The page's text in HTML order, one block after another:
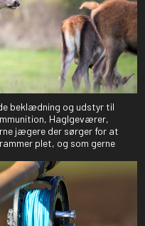
beklædning og udstyr til
Haglgeværer,
jægere der sørger for at
plet, og som gerne